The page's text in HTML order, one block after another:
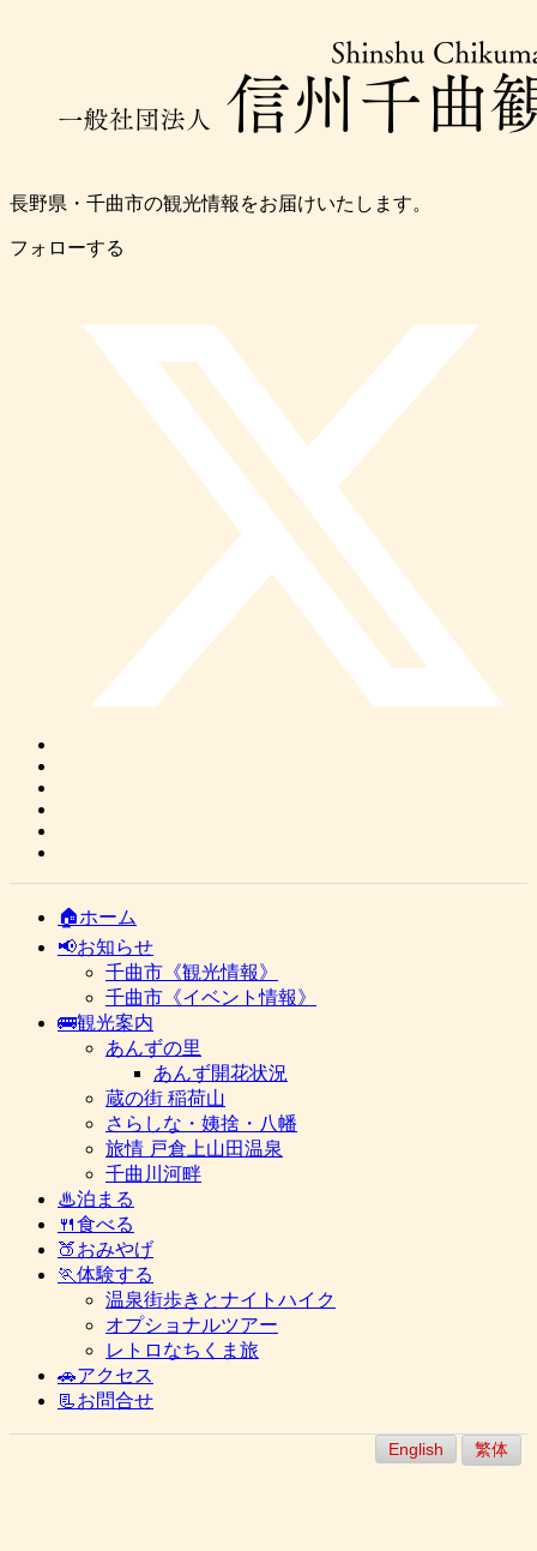
長野県・千曲市の観光情報をお届けいたします。
フォローする
🏠ホーム
📢お知らせ
千曲市《観光情報》
千曲市《イベント情報》
🚌観光案内
あんずの里
あんず開花状況
蔵の街 稲荷山
さらしな・姨捨・八幡
旅情 戸倉上山田温泉
千曲川河畔
♨泊まる
🍴食べる
🍑おみやげ
🏃体験する
温泉街歩きとナイトハイク
オプショナルツアー
レトロなちくま旅
🚗アクセス
📃お問合せ
English 繁体